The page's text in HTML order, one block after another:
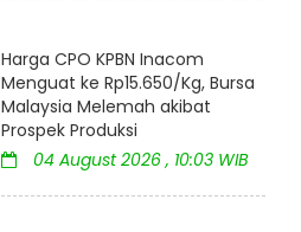
Harga CPO KPBN Inacom
Menguat ke Rp15.650/Kg, Bursa
Malaysia Melemah akibat
Prospek Produksi
04 August 2026 , 10:03 WIB